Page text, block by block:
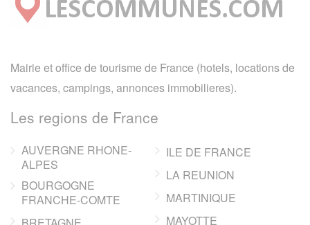
Mairie et office de tourisme de France (hotels, locations de
vacances, campings, annonces immobilieres).
Les regions de France
AUVERGNE RHONE-
ALPES
BOURGOGNE
FRANCHE-COMTE
ILE DE FRANCE
LA REUNION
MARTINIQUE
MAYOTTE